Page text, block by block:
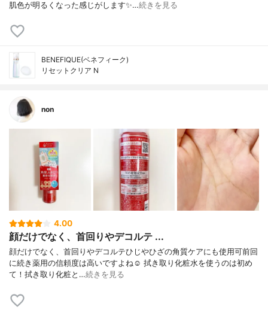
肌色が明るくなった感じがします✨…続きを見る
BENEFIQUE(ベネフィーク)
リセットクリア N
non
4.00
顔だけでなく、首回りやデコルテ ...
顔だけでなく、首回りやデコルテひじやひざの角質ケアにも使用可前回
に続き薬用の信頼度は高いですよね☺️ 拭き取り化粧水を使うのは初め
て！拭き取り化粧と…続きを見る